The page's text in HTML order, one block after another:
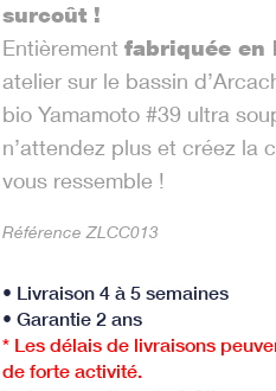
surcoût !
Entièrement fabriquée en
atelier sur le bassin
bio Yamamoto #39 ultra
n’attendez plus et créez la
vous ressemble !
Référence ZLCC013
• Livraison 4 à 5 semaines
• Garantie 2 ans
* Les délais de livraisons
de forte activité.